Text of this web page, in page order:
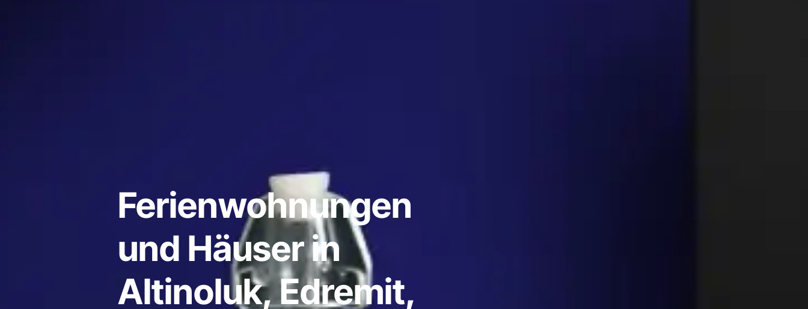
Ferienwohnungen
und Häuser in
Altinoluk, Edremit,